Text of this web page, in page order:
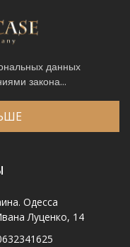
данных
закона...
Одесса
Луценко, 14